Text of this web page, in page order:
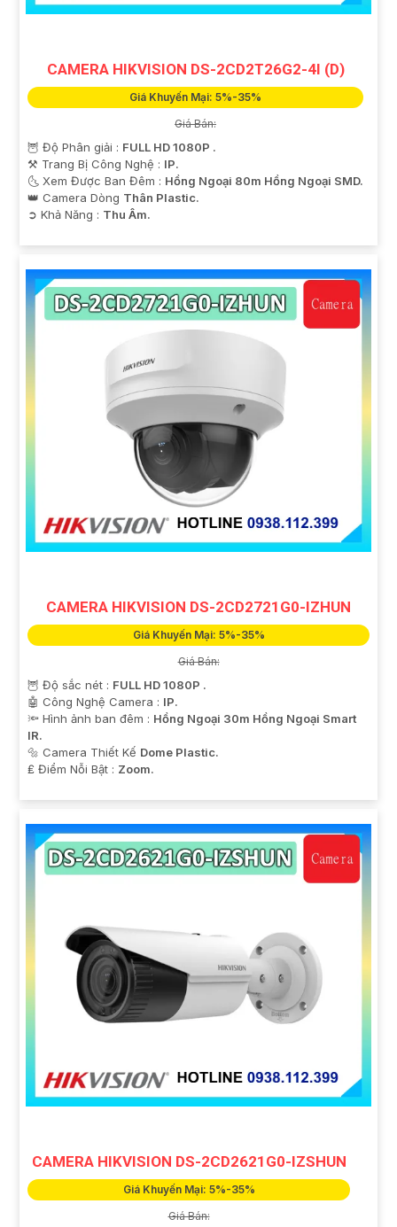
CAMERA HIKVISION DS-2CD2T26G2-4I (D)
Giá Khuyến Mại: 5%-35%
Giá Bán:
🦉 Độ Phân giải : FULL HD 1080P .
⚒ Trang Bị Công Nghệ : IP.
🌜 Xem Được Ban Đêm : Hồng Ngoại 80m Hồng Ngoại SMD.
👑 Camera Dòng Thân Plastic.
️➲ Khả Năng : Thu Âm.
CAMERA HIKVISION DS-2CD2721G0-IZHUN
Giá Khuyến Mại: 5%-35%
Giá Bán:
🦉 Độ sắc nét : FULL HD 1080P .
🤖️ Công Nghệ Camera : IP.
🔦 Hình ảnh ban đêm : Hồng Ngoại 30m Hồng Ngoại Smart
IR.
🔩 Camera Thiết Kế Dome Plastic.
️₤ Điểm Nỗi Bật : Zoom.
CAMERA HIKVISION DS-2CD2621G0-IZSHUN
Giá Khuyến Mại: 5%-35%
Giá Bán: